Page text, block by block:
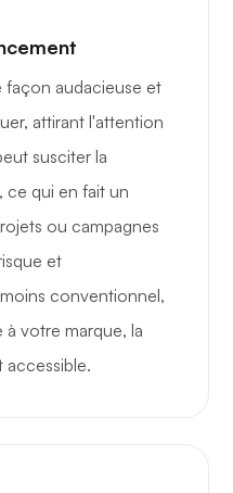
façon audacieuse et
attirant l'attention
susciter la
ce qui en fait un
ou campagnes
et
conventionnel,
votre marque, la
accessible.